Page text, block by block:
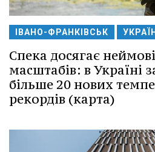
ІВАНО-ФРАНКІВСЬК
Спека досягає
масштабів: в Україні
більше 20 нових
рекордів (карта)